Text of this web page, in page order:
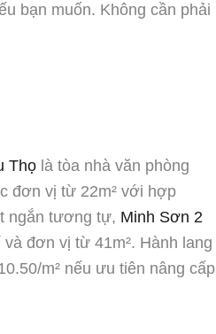
bạn muốn. Không cần phải
Thọ là tòa nhà văn phòng
đơn vị từ 22m² với hợp
ngắn tương tự, Minh Sơn 2
đơn vị từ 41m². Hành lang
m² nếu ưu tiên nâng cấp